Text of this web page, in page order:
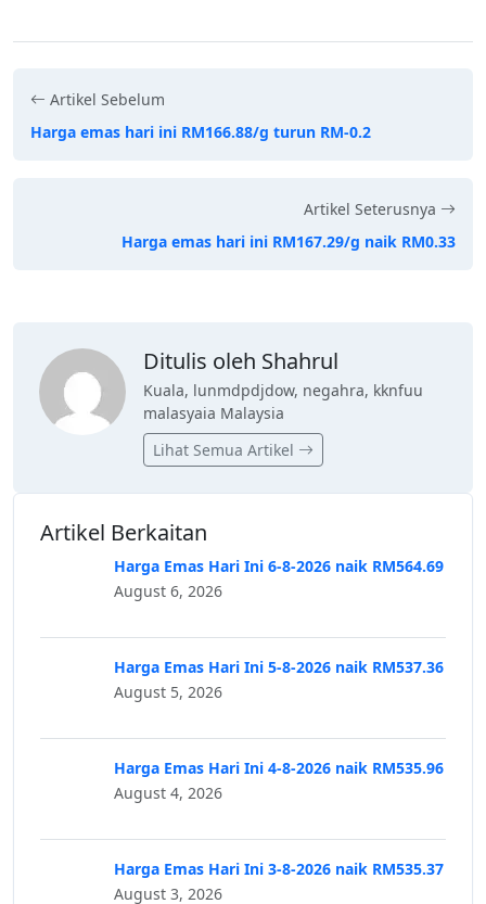
Artikel Sebelum
Harga emas hari ini RM166.88/g turun RM-0.2
Artikel Seterusnya
Harga emas hari ini RM167.29/g naik RM0.33
Ditulis oleh Shahrul
Kuala, lunmdpdjdow, negahra, kknfuu
malasyaia Malaysia
Lihat Semua Artikel
Artikel Berkaitan
Harga Emas Hari Ini 6-8-2026 naik RM564.69
August 6, 2026
Harga Emas Hari Ini 5-8-2026 naik RM537.36
August 5, 2026
Harga Emas Hari Ini 4-8-2026 naik RM535.96
August 4, 2026
Harga Emas Hari Ini 3-8-2026 naik RM535.37
August 3, 2026